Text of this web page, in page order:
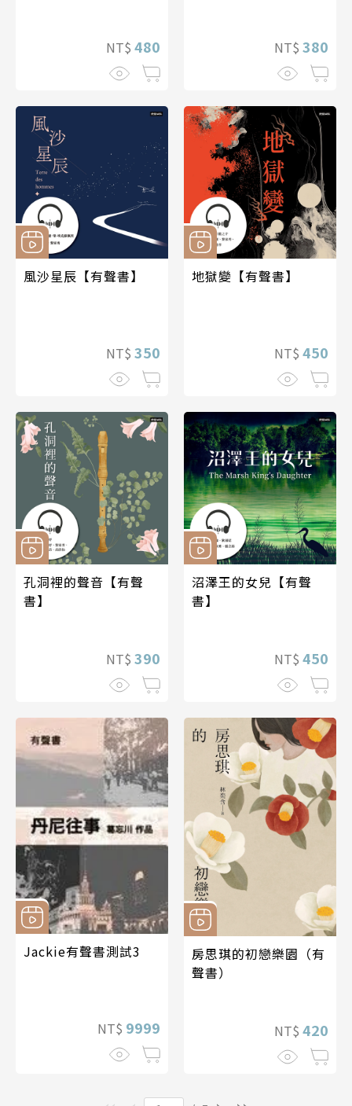
NT$ 480 NT$ 380
風沙星辰【有聲書】
NT$ 350
地獄變【有聲書】
NT$ 450
孔洞裡的聲音【有聲
書】
NT$ 390
沼澤王的女兒【有聲
書】
NT$ 450
Jackie有聲書測試3
NT$ 9999
房思琪的初戀樂園（有
聲書）
NT$ 420